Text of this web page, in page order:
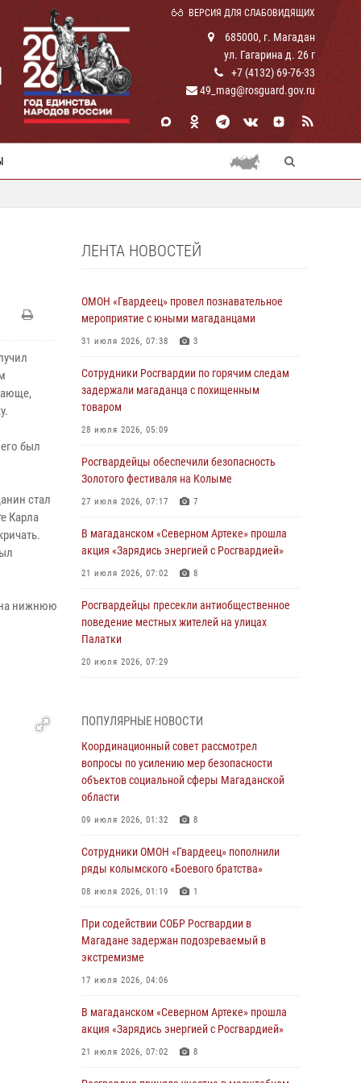
ВЕРСИЯ ДЛЯ СЛАБОВИДЯЩИХ
685000, г. Магадан
ул. Гагарина д. 26 г
+7 (4132) 69-76-33
49_mag@rosguard.gov.ru
был
стал
Карла
на нижнюю
ЛЕНТА НОВОСТЕЙ
ОМОН «Гвардеец» провел познавательное
мероприятие с юными магаданцами
31 июля 2026, 07:38 3
Сотрудники Росгвардии по горячим следам
задержали магаданца с похищенным
товаром
28 июля 2026, 05:09
Росгвардейцы обеспечили безопасность
Золотого фестиваля на Колыме
27 июля 2026, 07:17 7
В магаданском «Северном Артеке» прошла
акция «Зарядись энергией с Росгвардией»
21 июля 2026, 07:02 8
Росгвардейцы пресекли антиобщественное
поведение местных жителей на улицах
Палатки
20 июля 2026, 07:29
подшефных кадет с победой в «Зарнице 2.0»
20 июля 2026, 04:02 8
При содействии СОБР Росгвардии в
Магадане задержан подозреваемый в
экстремизме
«Каникулы с Росгвардией» продолжаются на
Колыме
Начальник Главного штаба – первый
заместитель директора Росгвардии Герой
России генерал-полковник Сергей Бойко
профессиональным праздником
15 июля 2026, 06:21
ПОПУЛЯРНЫЕ НОВОСТИ
Координационный совет рассмотрел
вопросы по усилению мер безопасности
объектов социальной сферы Магаданской
области
09 июля 2026, 01:32 8
Сотрудники ОМОН «Гвардеец» пополнили
ряды колымского «Боевого братства»
08 июля 2026, 01:19 1
При содействии СОБР Росгвардии в
Магадане задержан подозреваемый в
экстремизме
17 июля 2026, 04:06
В магаданском «Северном Артеке» прошла
акция «Зарядись энергией с Росгвардией»
21 июля 2026, 07:02 8